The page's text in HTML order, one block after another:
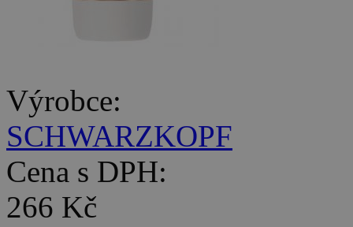
Výrobce:
SCHWARZKOPF
Cena s DPH:
266 Kč